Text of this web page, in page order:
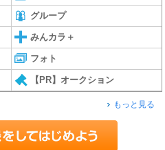
グループ
みんカラ＋
フォト
【PR】オークション
もっと見る